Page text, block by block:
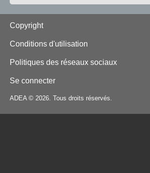
Footer
Copyright
Conditions d'utilisation
Politiques des réseaux sociaux
Se connecter
ADEA © 2026. Tous droits réservés.